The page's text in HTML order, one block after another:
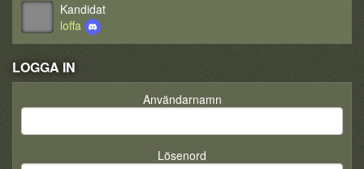
Kandidat
loffa
LOGGA IN
Användarnamn
Lösenord